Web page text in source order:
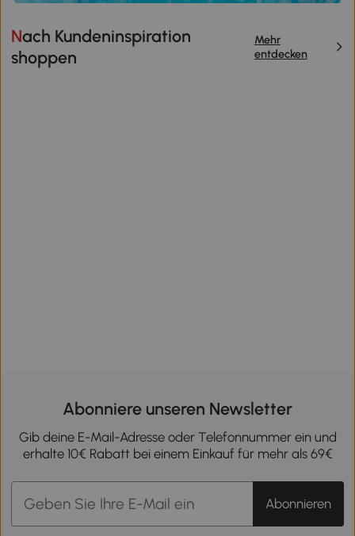
Nach Kundeninspiration
shoppen
Mehr
entdecken
Abonniere unseren Newsletter
Gib deine E-Mail-Adresse oder Telefonnummer ein und
erhalte 10€ Rabatt bei einem Einkauf für mehr als 69€
Abonnieren